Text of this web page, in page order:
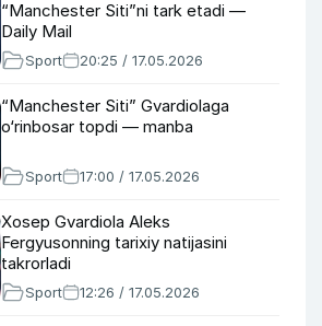
“Manchester Siti”ni tark etadi —
Daily Mail
Sport 20:25 / 17.05.2026
“Manchester Siti” Gvardiolaga
o‘rinbosar topdi — manba
Sport 17:00 / 17.05.2026
Xosep Gvardiola Aleks
Fergyusonning tarixiy natijasini
takrorladi
Sport 12:26 / 17.05.2026